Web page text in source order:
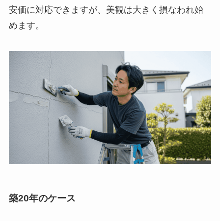
安価に対応できますが、美観は大きく損なわれ始
めます。
築20年のケース